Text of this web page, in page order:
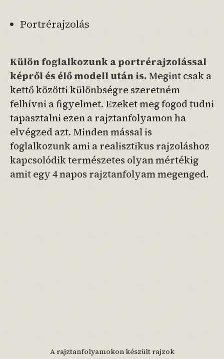
Portrérajzolás
Külön foglalkozunk a portrérajzolással
képről és élő modell után is.Megint csak a
kettő közötti különbségre szeretném
felhívni a figyelmet. Ezeket meg fogod tudni
tapasztalni ezen arajztanfolyamon ha
elvégzed azt. Minden mással is
foglalkozunk ami a realisztikus rajzoláshoz
kapcsolódik természetes olyan mértékig
amit egy 4 napos rajztanfolyam megenged.
A rajztanfolyamokon készült rajzok